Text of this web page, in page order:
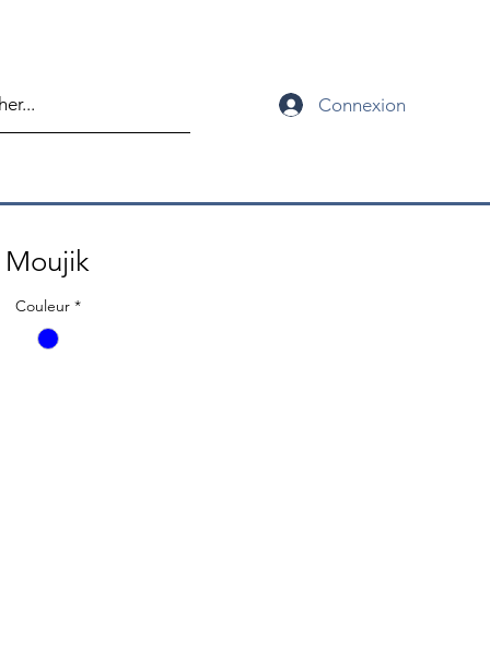
Connexion
Moujik
Couleur *